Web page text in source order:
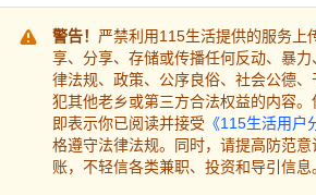
警告！ 严禁利用115生活提供的服务上
享、分享、存储或传播任何反动、暴
律法规、政策、公序良俗、社会公德
犯其他老乡或第三方合法权益的内容
即表示你已阅读并接受 《115生活用户
格遵守法律法规。同时，请提高防范
账，不轻信各类兼职、投资和导引信息